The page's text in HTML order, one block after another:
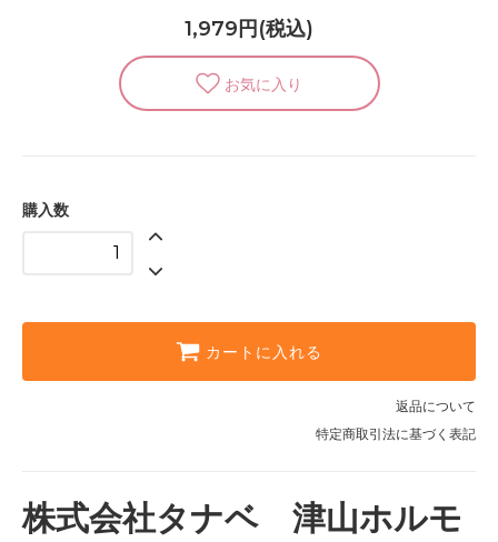
1,979円(税込)
購入数
カートに入れる
返品について
特定商取引法に基づく表記
株式会社タナベ 津山ホルモ